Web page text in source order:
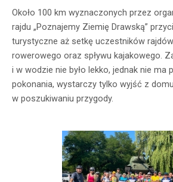
Około 100 km wyznaczonych przez
rajdu „Poznajemy Ziemię Drawską”
turystyczne aż setkę uczestników
rowerowego oraz spływu kajakowego.
i w wodzie nie było lekko, jednak nie ma
pokonania, wystarczy tylko wyjść z
w poszukiwaniu przygody.